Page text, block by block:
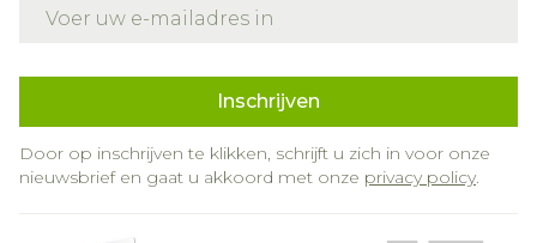
Inschrijven
Door op inschrijven te klikken, schrijft u zich in voor onze
nieuwsbrief en gaat u akkoord met onze privacy policy.